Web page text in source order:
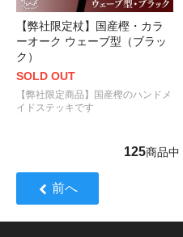
【弊社限定杖】国産樫・カラ
ーオーク ウェーブ型（ブラッ
ク）
SOLD OUT
【弊社限定商品】国産樫のハンドメ
イドステッキです
125商品中
前へ